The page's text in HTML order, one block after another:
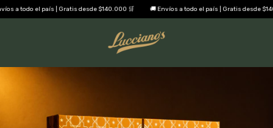
país | Gratis desde $140.000 🛒 🚚 Envíos a todo el país | Gratis desde $140.000 🛒